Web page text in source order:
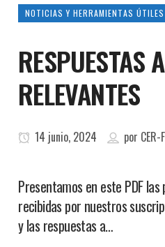
NOTICIAS Y HERRAMIENTAS ÚTILES
RESPUESTAS
RELEVANTES
14 junio, 2024 por CER-
Presentamos en este PDF
recibidas por nuestros
y las respuestas a…